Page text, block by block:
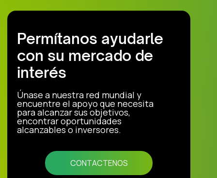
Permítanos ayudarle
con su mercado de
interés
Únase a nuestra red mundial y
encuentre el apoyo que necesita
para alcanzar sus objetivos,
encontrar oportunidades
alcanzables o inversores.
CONTACTENOS